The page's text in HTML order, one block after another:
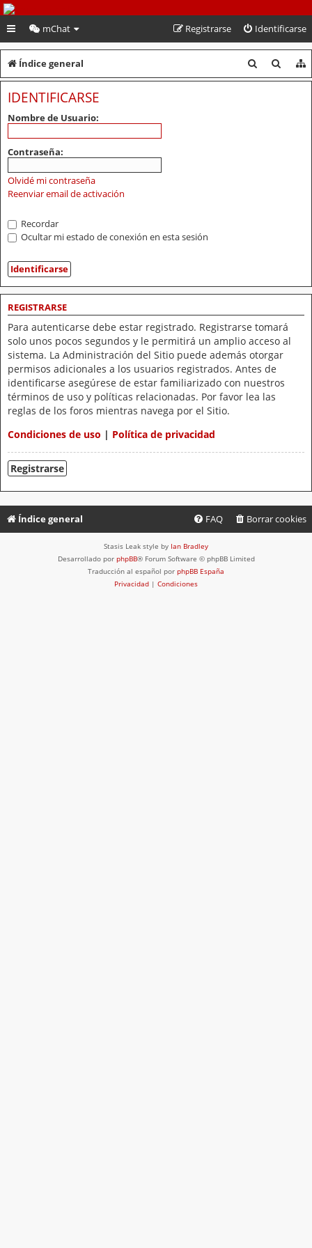
PeruVoley.com
mChat Identificarse
Registrarse
Índice general
u
u
IDENTIFICARSE
Nombre de Usuario:
Contraseña:
Olvidé mi contraseña
Reenviar email de activación
Recordar
Ocultar mi estado de conexión en esta sesión
REGISTRARSE
Para autenticarse debe estar registrado. Registrarse tomará
solo unos pocos segundos y le permitirá un amplio acceso al
sistema. La Administración del Sitio puede además otorgar
permisos adicionales a los usuarios registrados. Antes de
identificarse asegúrese de estar familiarizado con nuestros
términos de uso y políticas relacionadas. Por favor lea las
reglas de los foros mientras navega por el Sitio.
Condiciones de uso | Política de privacidad
Registrarse
Índice general Borrar cookies
FAQ
Stasis Leak style by Ian Bradley
Desarrollado por phpBB® Forum Software © phpBB Limited
Traducción al español por phpBB España
Privacidad | Condiciones